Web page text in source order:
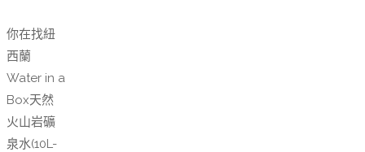
你在找紐
西蘭
Water in a
Box天然
火山岩礦
泉水(10L-